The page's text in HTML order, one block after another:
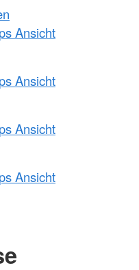
Ansicht
Ansicht
Ansicht
Ansicht